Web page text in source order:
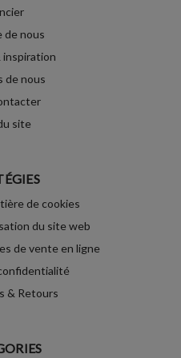
de nous
inspiration
de nous
site
de cookies
du site web
de vente en ligne
& Retours